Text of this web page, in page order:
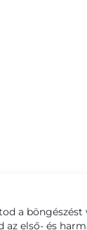
a böngészést
az első- és